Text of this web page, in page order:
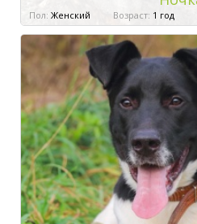
Пол: Женский Возраст: 1 год